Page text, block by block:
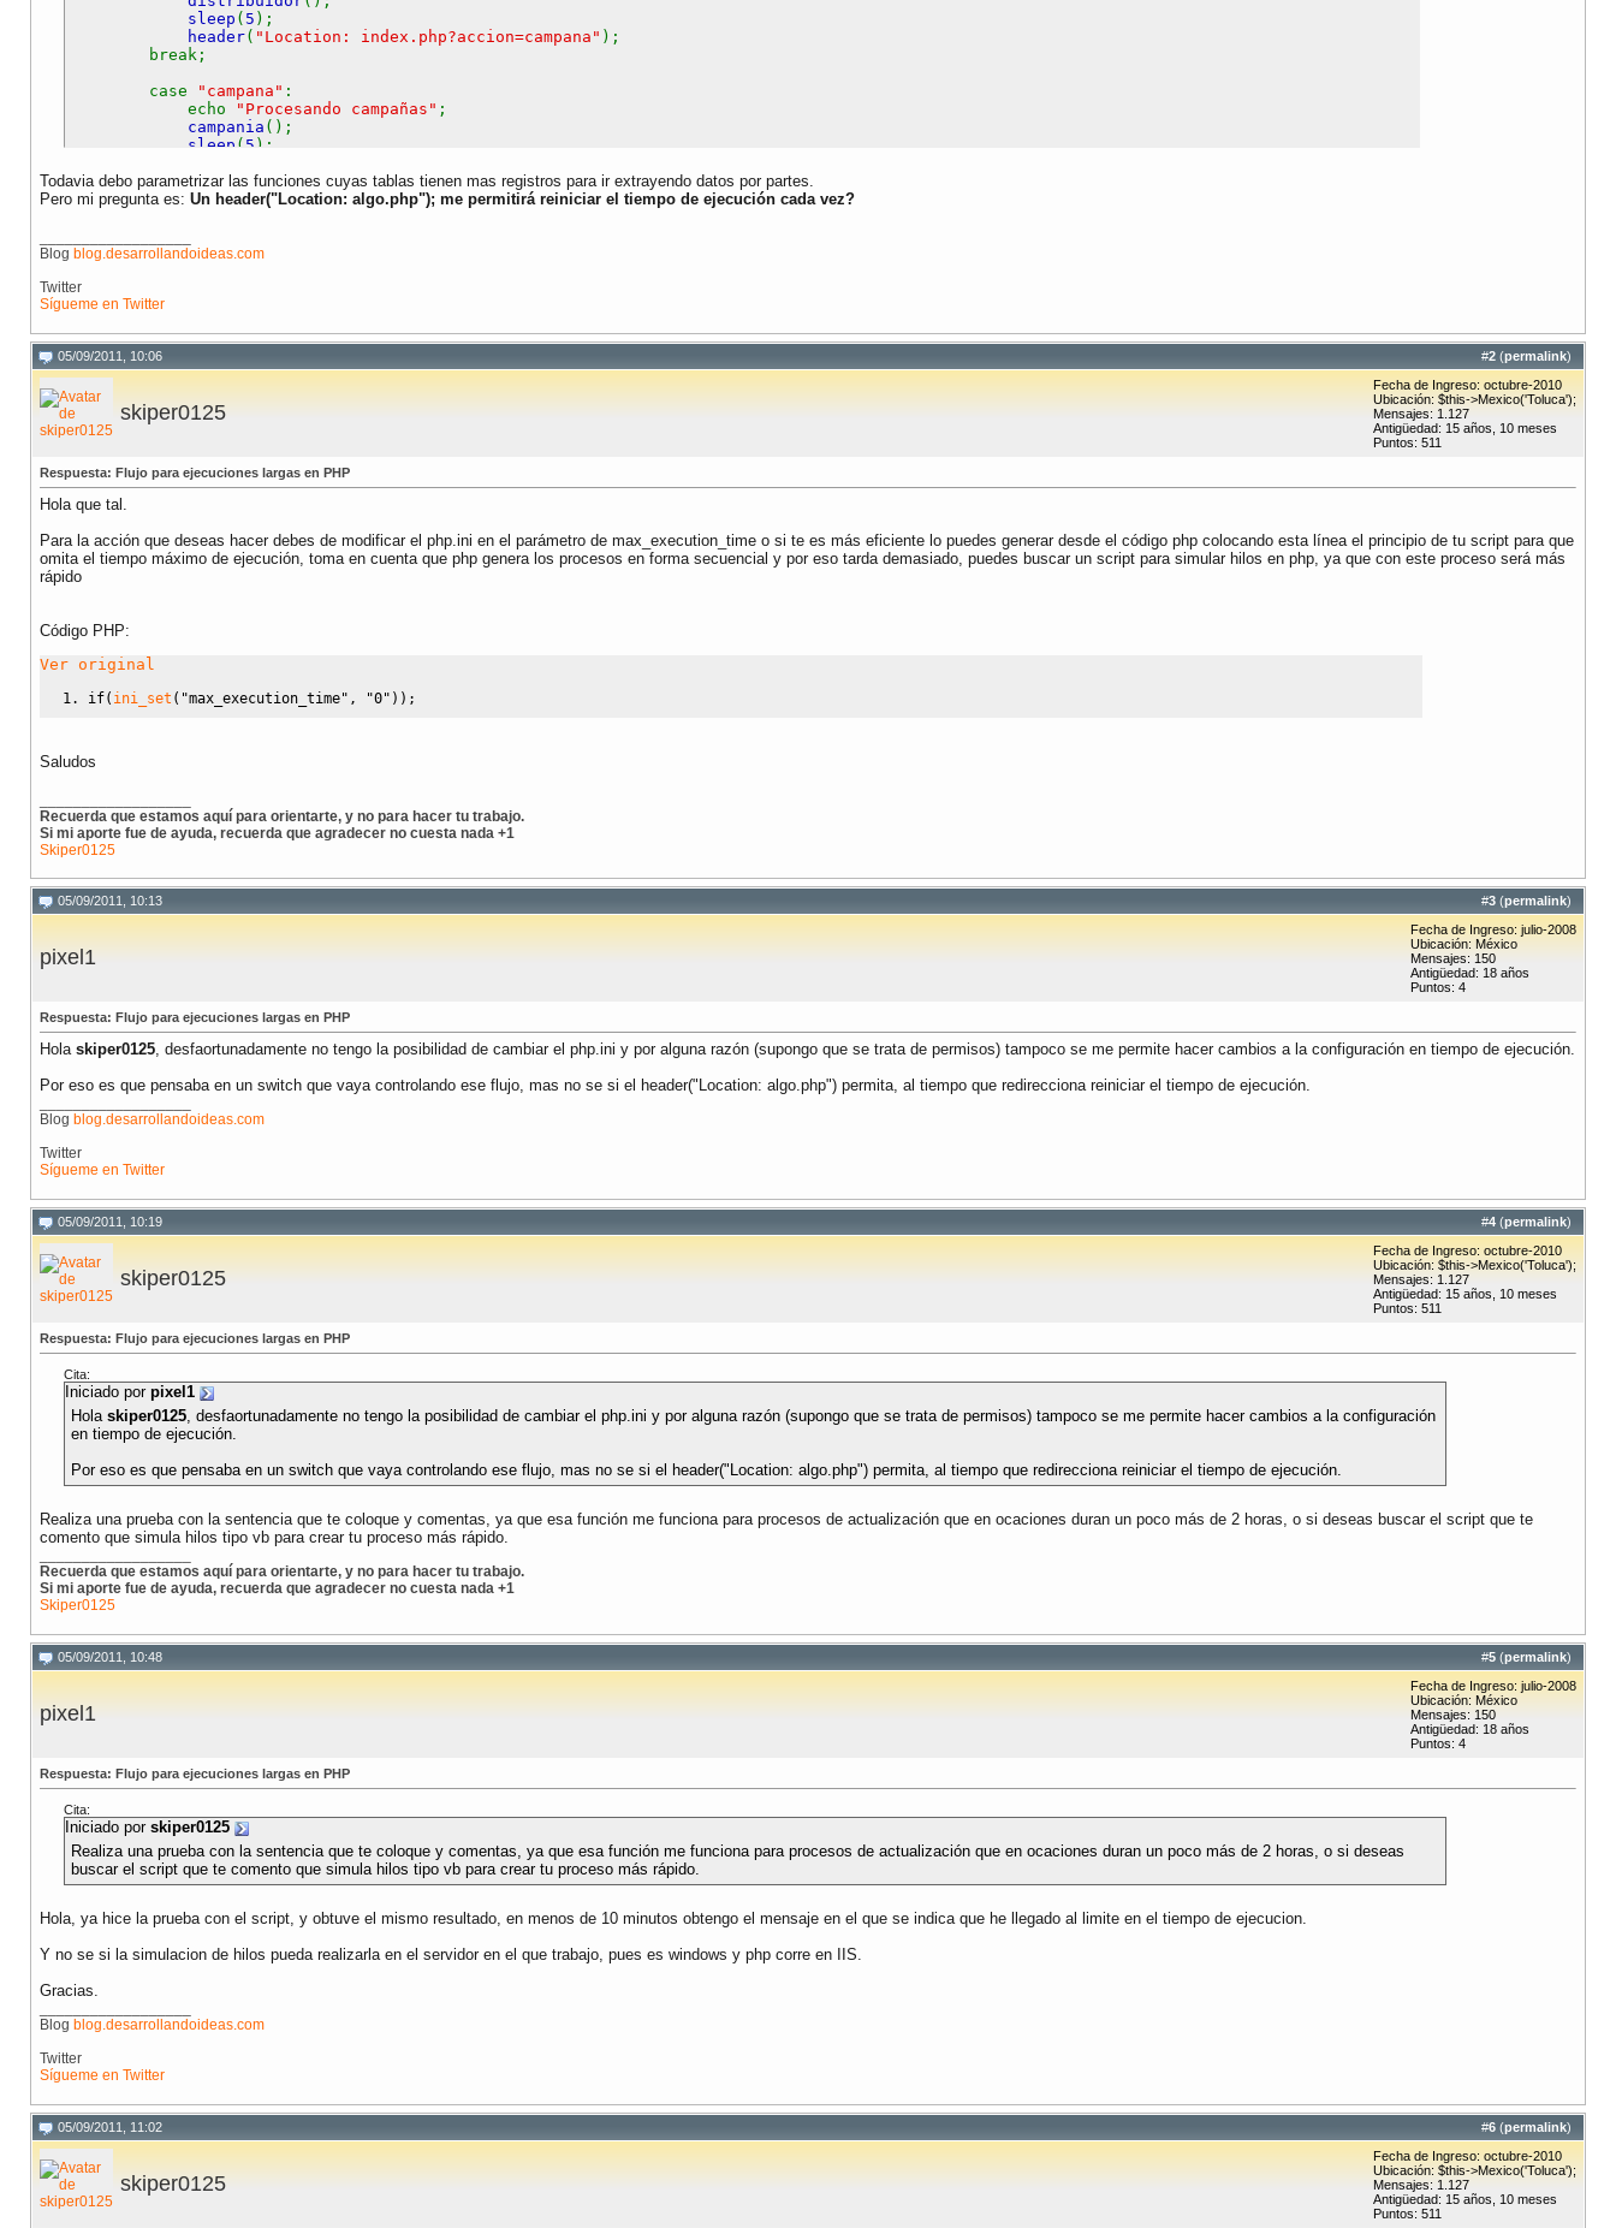
sleep ( 5 );
header( "Location: index.php?accion=campana" );
break;
case
"campana" :
echo
"Procesando campañas" ;
campania ();
sleep ( 5 );
break;
cliente();
break;
case"afiliacion":
echo
header
break;
case"facturacion" :
echo"Procesando facturacion";
header("Location: index.php?accion=punto");
break;
break;
case
break;
}
Todavia debo parametrizar las funciones cuyas tablas tienen mas registros para ir extrayendo datos por partes.
Pero mi pregunta es: Un header("Location: algo.php"); me permitirá reiniciar el tiempo de ejecución cada vez?
Blog blog.desarrollandoideas.com
Twitter
Sígueme en Twitter
#2 (permalink)
05/09/2011, 10:06
skiper0125
Fecha de Ingreso: octubre-2010
Ubicación: $this->Mexico('Toluca');
Mensajes: 1.127
Antigüedad: 15 años, 10 meses
Puntos: 511
Respuesta: Flujo para ejecuciones largas en PHP
Hola que tal.
Para la acción que deseas hacer debes de modificar el php.ini en el parámetro de max_execution_time o si te es más eficiente lo puedes generar desde el código php colocando esta línea el principio de tu script para que
omita el tiempo máximo de ejecución, toma en cuenta que php genera los procesos en forma secuencial y por eso tarda demasiado, puedes buscar un script para simular hilos en php, ya que con este proceso será más
rápido
Código PHP:
Ver original
if( ini_set ( "max_execution_time" , "0" ) ) ;
Saludos
Recuerda que estamos aquí para orientarte, y no para hacer tu trabajo.
Si mi aporte fue de ayuda, recuerda que agradecer no cuesta nada +1
Skiper0125
#3 (permalink)
05/09/2011, 10:13
pixel1
Fecha de Ingreso: julio-2008
Ubicación: México
Mensajes: 150
Antigüedad: 18 años
Puntos: 4
Respuesta: Flujo para ejecuciones largas en PHP
Hola skiper0125, desfaortunadamente no tengo la posibilidad de cambiar el php.ini y por alguna razón (supongo que se trata de permisos) tampoco se me permite hacer cambios a la configuración en tiempo de ejecución.
Por eso es que pensaba en un switch que vaya controlando ese flujo, mas no se si el header("Location: algo.php") permita, al tiempo que redirecciona reiniciar el tiempo de ejecución.
Blog blog.desarrollandoideas.com
Twitter
Sígueme en Twitter
#4 (permalink)
05/09/2011, 10:19
skiper0125
Fecha de Ingreso: octubre-2010
Ubicación: $this->Mexico('Toluca');
Mensajes: 1.127
Antigüedad: 15 años, 10 meses
Puntos: 511
Respuesta: Flujo para ejecuciones largas en PHP
Cita:
Iniciado por pixel1
Hola skiper0125, desfaortunadamente no tengo la posibilidad de cambiar el php.ini y por alguna razón (supongo que se trata de permisos) tampoco se me permite hacer cambios a la configuración
en tiempo de ejecución.
Por eso es que pensaba en un switch que vaya controlando ese flujo, mas no se si el header("Location: algo.php") permita, al tiempo que redirecciona reiniciar el tiempo de ejecución.
Realiza una prueba con la sentencia que te coloque y comentas, ya que esa función me funciona para procesos de actualización que en ocaciones duran un poco más de 2 horas, o si deseas buscar el script que te
comento que simula hilos tipo vb para crear tu proceso más rápido.
Recuerda que estamos aquí para orientarte, y no para hacer tu trabajo.
Si mi aporte fue de ayuda, recuerda que agradecer no cuesta nada +1
Skiper0125
#5 (permalink)
05/09/2011, 10:48
pixel1
Fecha de Ingreso: julio-2008
Ubicación: México
Mensajes: 150
Antigüedad: 18 años
Puntos: 4
Respuesta: Flujo para ejecuciones largas en PHP
Cita:
Iniciado por skiper0125
Realiza una prueba con la sentencia que te coloque y comentas, ya que esa función me funciona para procesos de actualización que en ocaciones duran un poco más de 2 horas, o si deseas
buscar el script que te comento que simula hilos tipo vb para crear tu proceso más rápido.
Hola, ya hice la prueba con el script, y obtuve el mismo resultado, en menos de 10 minutos obtengo el mensaje en el que se indica que he llegado al limite en el tiempo de ejecucion.
Y no se si la simulacion de hilos pueda realizarla en el servidor en el que trabajo, pues es windows y php corre en IIS.
Gracias.
Blog blog.desarrollandoideas.com
Twitter
Sígueme en Twitter
#6 (permalink)
05/09/2011, 11:02
skiper0125
Fecha de Ingreso: octubre-2010
Ubicación: $this->Mexico('Toluca');
Mensajes: 1.127
Antigüedad: 15 años, 10 meses
Puntos: 511